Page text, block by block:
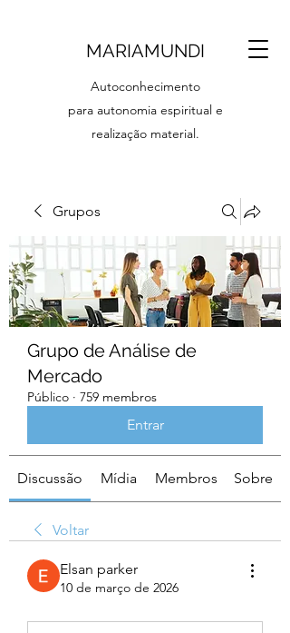
MARIAMUNDI
Autoconhecimento
para autonomia espiritual e
realização material.
Grupos
Grupo de Análise de
Mercado
Público · 759 membros
Entrar
Discussão Mídia Membros Sobre
Voltar
Elsan parker
10 de março de 2026